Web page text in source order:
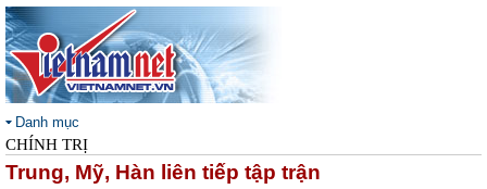
Danh mục
CHÍNH TRỊ
Trung, Mỹ, Hàn liên tiếp tập trận